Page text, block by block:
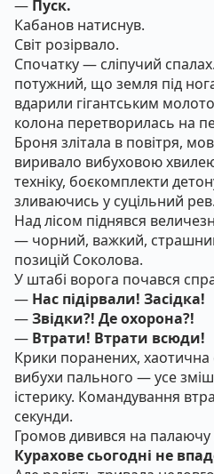
— Пуск.
Кабанов натиснув.
Світ розірвало.
Спочатку — сліпучий
потужний, що земля під
вдарили гігантським
колона перетворилась на
Броня злітала в повітря,
виривало вибуховою
техніку, боєкомплекти
зливаючись у суцільний рев.
Над лісом піднявся
— чорний, важкий,
позицій Соколова.
У штабі ворога почався
— Нас підірвали! Засідка!
—Звідки?! Де охорона?!
— Втрати! Втрати всюди!
Крики поранених, хаотична
вибухи пального — усе
істерику. Командування
секунди.
Громов дивився на палаючу
Курахове сьогодні не